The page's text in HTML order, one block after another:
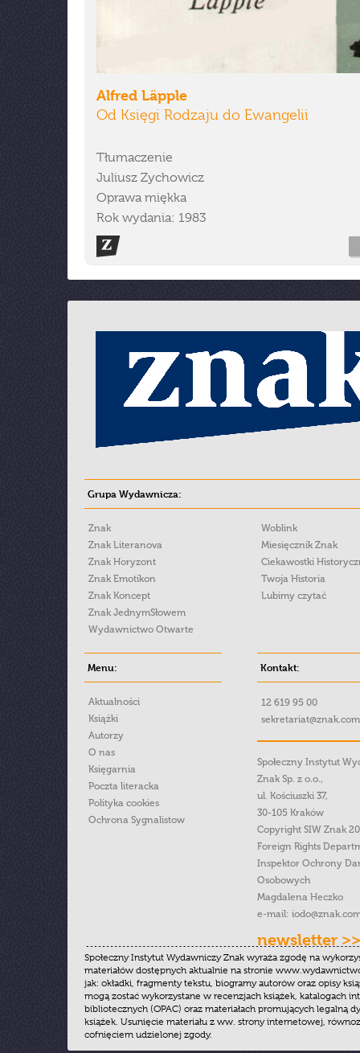
Alfred Läpple
Od Księgi Rodzaju do Ewangelii
Tłumaczenie
Juliusz Zychowicz
Oprawa miękka
Rok wydania: 1983
Grupa Wydawnicza:
Znak
Znak Literanova
Znak Horyzont
Znak Emotikon
Znak Koncept
Znak JednymSłowem
Wydawnictwo Otwarte
Woblink
Miesięcznik Znak
Ciekawostki
Twoja Historia
Lubimy czytać
Menu:
Aktualności
Książki
Autorzy
O nas
Księgarnia
Poczta literacka
Polityka cookies
Ochrona Sygnalistow
Kontakt:
12 619 95 00
Społeczny Instytut
Znak Sp. z o.o.,
ul. Kościuszki 37,
30-105 Kraków
Copyright SIW Znak
Foreign Rights
Inspektor Ochrony
Osobowych
Magdalena Heczko
e-mail:
newsletter >>
Społeczny Instytut Wydawniczy Znak wyraża zgodę na
materiałów dostępnych aktualnie na stronie
jak: okładki, fragmenty tekstu, biogramy autorów oraz opisy
mogą zostać wykorzystane w recenzjach książek, katalogach
bibliotecznych (OPAC) oraz materiałach promujących legalną
książek. Usunięcie materiału z ww. strony internetowej,
cofnięciem udzielonej zgody.